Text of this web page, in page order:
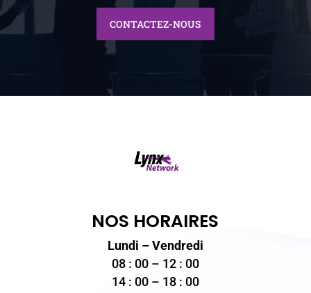
CONTACTEZ-NOUS
NOS HORAIRES
Lundi – Vendredi
08 : 00 – 12 : 00
14 : 00 – 18 : 00